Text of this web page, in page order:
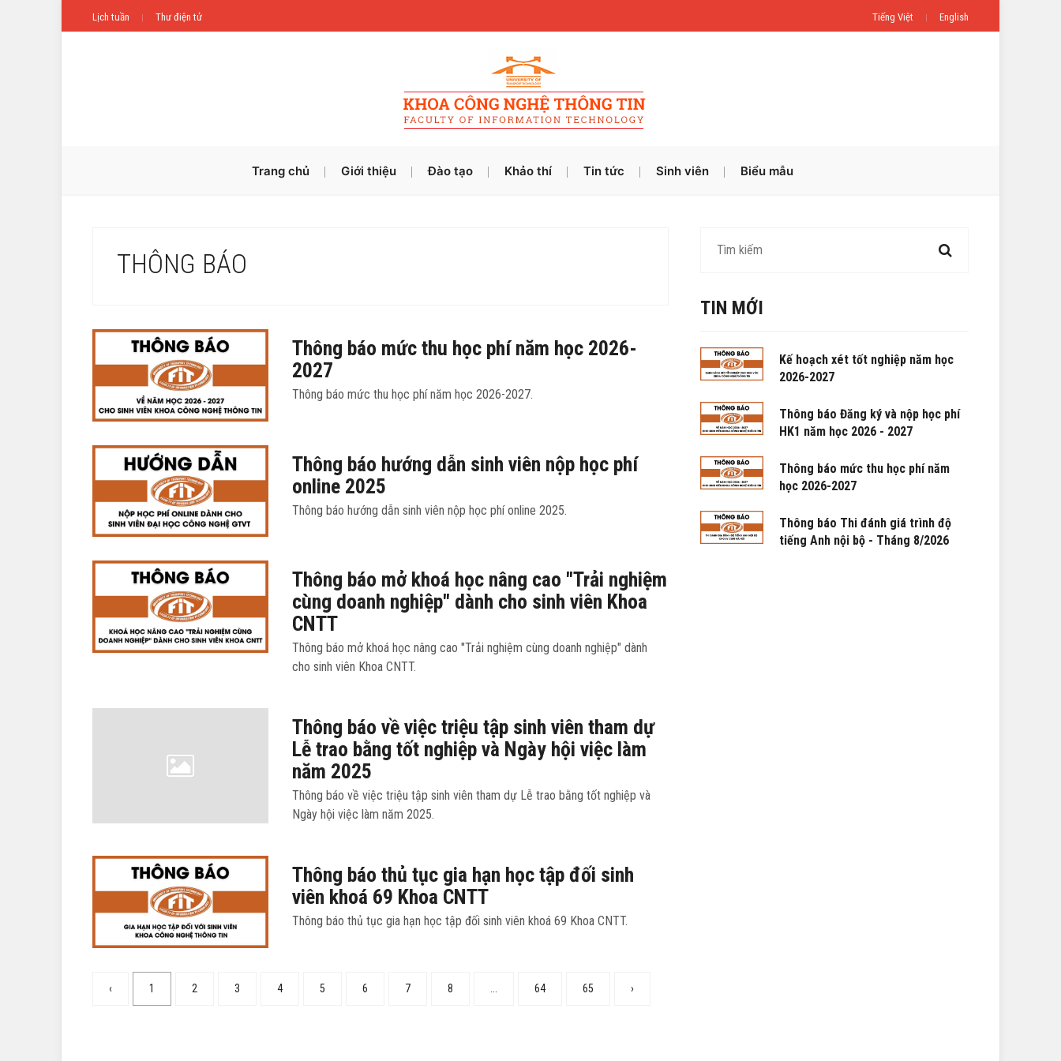
Lịch tuần Thư điện tử Tiếng Việt English
Trang chủ Giới thiệu Đào tạo Khảo thí Tin tức Sinh viên Biểu mẫu
THÔNG BÁO
Thông báo mức thu học phí năm học 2026-
2027
Thông báo mức thu học phí năm học 2026-2027.
Thông báo hướng dẫn sinh viên nộp học phí
online 2025
Thông báo hướng dẫn sinh viên nộp học phí online 2025.
Thông báo mở khoá học nâng cao "Trải nghiệm
cùng doanh nghiệp" dành cho sinh viên Khoa
CNTT
Thông báo mở khoá học nâng cao "Trải nghiệm cùng doanh nghiệp" dành
cho sinh viên Khoa CNTT.
Thông báo về việc triệu tập sinh viên tham dự
Lễ trao bằng tốt nghiệp và Ngày hội việc làm
năm 2025
Thông báo về việc triệu tập sinh viên tham dự Lễ trao bằng tốt nghiệp và
Ngày hội việc làm năm 2025.
Thông báo thủ tục gia hạn học tập đối sinh
viên khoá 69 Khoa CNTT
Thông báo thủ tục gia hạn học tập đối sinh viên khoá 69 Khoa CNTT.
‹ 1 2 3 4 5 6 7 8 64 65 ›
TIN MỚI
Kế hoạch xét tốt nghiệp năm học
2026-2027
Thông báo Đăng ký và nộp học phí
HK1 năm học 2026 - 2027
Thông báo mức thu học phí năm
học 2026-2027
Thông báo Thi đánh giá trình độ
tiếng Anh nội bộ - Tháng 8/2026